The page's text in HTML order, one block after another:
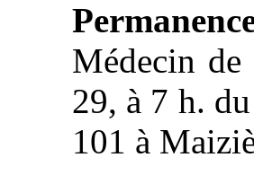
Médecin
29, à 7 h.
101 à